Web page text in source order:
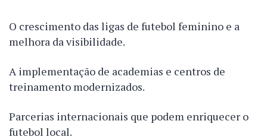
O crescimento das ligas de futebol feminino e a
melhora da visibilidade.
A implementação de academias e centros de
treinamento modernizados.
Parcerias internacionais que podem enriquecer o
futebol local.